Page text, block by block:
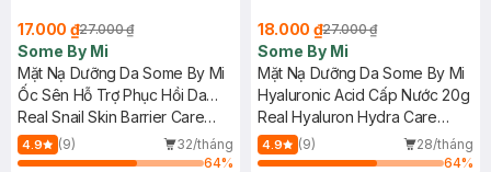
17.000 ₫27.000 ₫
Some By Mi
Mặt Nạ Dưỡng Da Some By Mi
Ốc Sên Hỗ Trợ Phục Hồi Da
20g
Real Snail Skin Barrier Care
Mask
4.9 (9)
32/tháng
64%
18.000 ₫27.000 ₫
Some By Mi
Mặt Nạ Dưỡng Da Some By Mi
Hyaluronic Acid Cấp Nước 20g
Real Hyaluron Hydra Care
Mask
4.9 (9)
28/tháng
64%